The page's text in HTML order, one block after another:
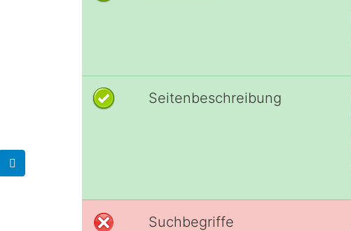
Seitenbeschreibung
Suchbegriffe